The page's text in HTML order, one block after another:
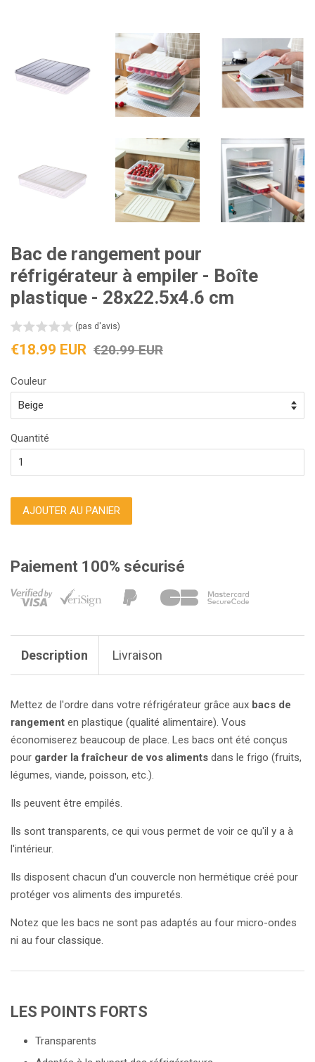
Bac de rangement pour
réfrigérateur à empiler - Boîte
plastique - 28x22.5x4.6 cm
(pas d'avis)
Prix
€18.99 EUR
Prix
€20.99 EUR
Couleur
Quantité
AJOUTER AU PANIER
Paiement 100% sécurisé
Description Livraison
Mettez de l'ordre dans votre réfrigérateur grâce aux bacs de
rangement en plastique (qualité alimentaire). Vous
économiserez beaucoup de place. Les bacs ont été conçus
pour garder la fraîcheur de vos aliments dans le frigo (fruits,
légumes, viande, poisson, etc.).
Ils peuvent être empilés.
Ils sont transparents, ce qui vous permet de voir ce qu'il y a à
l'intérieur.
Ils disposent chacun d'un couvercle non hermétique créé pour
protéger vos aliments des impuretés.
Notez que les bacs ne sont pas adaptés au four micro-ondes
ni au four classique.
LES POINTS FORTS
Transparents